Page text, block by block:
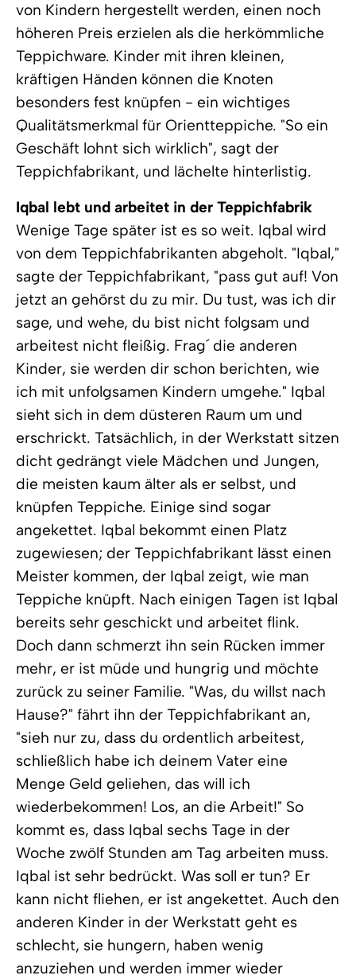
von Kindern hergestellt werden, einen noch
höheren Preis erzielen als die herkömmliche
Teppichware. Kinder mit ihren kleinen,
kräftigen Händen können die Knoten
besonders fest knüpfen - ein wichtiges
Qualitätsmerkmal für Orientteppiche. "So ein
Geschäft lohnt sich wirklich", sagt der
Teppichfabrikant, und lächelte hinterlistig.
Iqbal lebt und arbeitet in der Teppichfabrik
Wenige Tage später ist es so weit. Iqbal wird
von dem Teppichfabrikanten abgeholt. "Iqbal,"
sagte der Teppichfabrikant, "pass gut auf! Von
jetzt an gehörst du zu mir. Du tust, was ich dir
sage, und wehe, du bist nicht folgsam und
arbeitest nicht fleißig. Frag´ die anderen
Kinder, sie werden dir schon berichten, wie
ich mit unfolgsamen Kindern umgehe." Iqbal
sieht sich in dem düsteren Raum um und
erschrickt. Tatsächlich, in der Werkstatt sitzen
dicht gedrängt viele Mädchen und Jungen,
die meisten kaum älter als er selbst, und
knüpfen Teppiche. Einige sind sogar
angekettet. Iqbal bekommt einen Platz
zugewiesen; der Teppichfabrikant lässt einen
Meister kommen, der Iqbal zeigt, wie man
Teppiche knüpft. Nach einigen Tagen ist Iqbal
bereits sehr geschickt und arbeitet flink.
Doch dann schmerzt ihn sein Rücken immer
mehr, er ist müde und hungrig und möchte
zurück zu seiner Familie. "Was, du willst nach
Hause?" fährt ihn der Teppichfabrikant an,
"sieh nur zu, dass du ordentlich arbeitest,
schließlich habe ich deinem Vater eine
Menge Geld geliehen, das will ich
wiederbekommen! Los, an die Arbeit!" So
kommt es, dass Iqbal sechs Tage in der
Woche zwölf Stunden am Tag arbeiten muss.
Iqbal ist sehr bedrückt. Was soll er tun? Er
kann nicht fliehen, er ist angekettet. Auch den
anderen Kinder in der Werkstatt geht es
schlecht, sie hungern, haben wenig
anzuziehen und werden immer wieder